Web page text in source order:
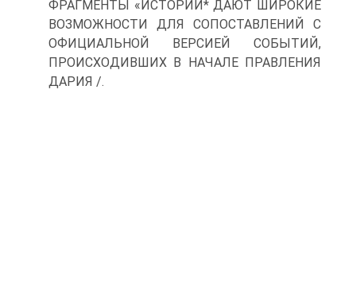
ФРАГМЕНТЫ «ИСТОРИИ* ДАЮТ ШИРОКИЕ
ВОЗМОЖНОСТИ ДЛЯ СОПОСТАВЛЕНИЙ C
ОФИЦИАЛЬНОЙ ВЕРСИЕЙ СОБЫТИЙ,
ПРОИСХОДИВШИХ В НАЧАЛЕ ПРАВЛЕНИЯ
ДАРИЯ /.